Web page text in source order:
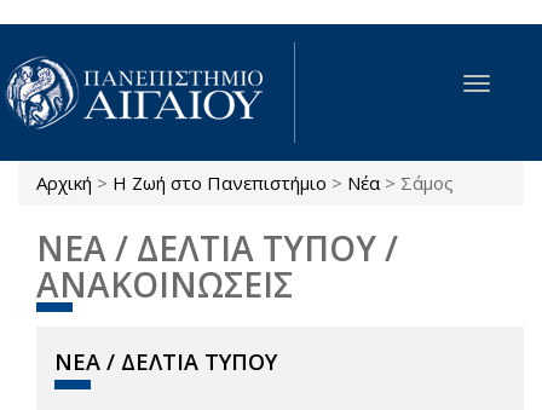
Παράκαμψη προς το κυρίως περιεχόμενο
Toggle
Είστε εδώ
Αρχική > Η Ζωή στο Πανεπιστήμιο > Νέα > Σάμος
ΝΕΑ / ΔΕΛΤΙΑ ΤΥΠΟΥ /
ΑΝΑΚΟΙΝΩΣΕΙΣ
ΝΕΑ / ΔΕΛΤΙΑ ΤΥΠΟΥ